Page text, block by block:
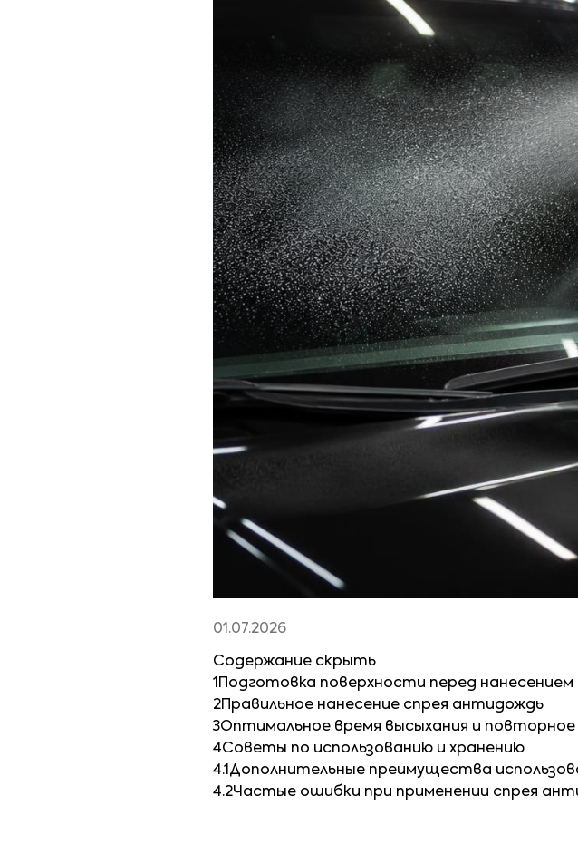
01.07.2026
Содержание скрыть
1
Подготовка поверхности перед нанесением
2Правильное нанесение спрея антидождь
3Оптимальное время высыхания и повторное
4Советы по использованию и хранению
4.1 Дополнительные преимущества
4.2Частые ошибки при применении спрея